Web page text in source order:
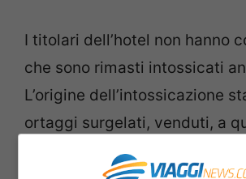
I titolari dell’hotel non hanno
che sono rimasti intossicati
L’origine dell’intossicazione
ortaggi surgelati, venduti, a
apprende, da una nota